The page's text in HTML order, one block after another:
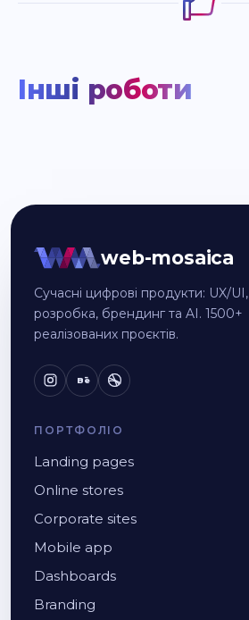
Інші роботи
web-mosaica
Сучасні цифрові продукти: UX/UI,
розробка, брендинг та AI. 1500+
реалізованих проєктів.
Bē
ПОРТФОЛІО
Landing pages
Online stores
Corporate sites
Mobile app
Dashboards
Branding